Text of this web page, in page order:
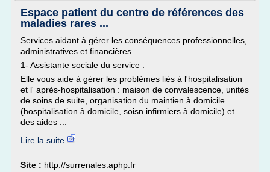
Espace patient du centre de références des
maladies rares ...
Services aidant à gérer les conséquences professionnelles,
administratives et financières
1- Assistante sociale du service :
Elle vous aide à gérer les problèmes liés à l'hospitalisation
et l' après-hospitalisation : maison de convalescence, unités
de soins de suite, organisation du maintien à domicile
(hospitalisation à domicile, soisn infirmiers à domicile) et
des aides ...
Lire la suite
Site : http://surrenales.aphp.fr